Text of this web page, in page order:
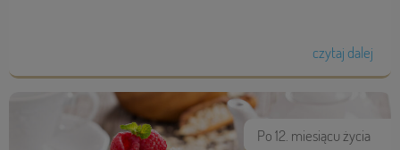
czytaj dalej
Po 12. miesiącu życia